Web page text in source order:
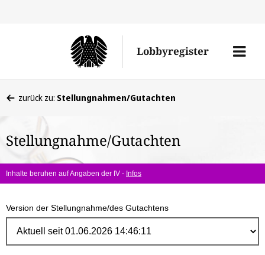
Lobbyregister
Menü
befinden
hier:
zurück zu: Stellungnahmen/Gutachten
Stellungnahme/Gutachten
Inhalte beruhen auf Angaben der IV - Infos
Version der Stellungnahme/des Gutachtens